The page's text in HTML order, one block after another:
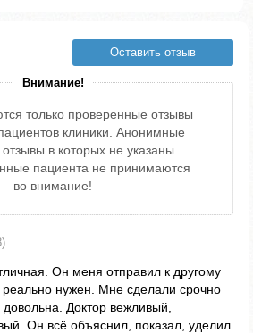
Оставить отзыв
Внимание!
только проверенные отзывы
клиники. Анонимные
в которых не указаны
пациента не принимаются
во внимание!
Он меня отправил к другому
реально нужен. Мне сделали срочно
Доктор вежливый,
Он всё объяснил, показал, уделил